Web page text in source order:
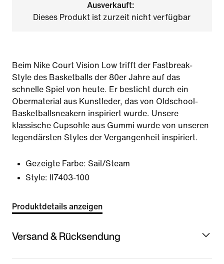
Ausverkauft:
Dieses Produkt ist zurzeit nicht verfügbar
Beim Nike Court Vision Low trifft der Fastbreak-
Style des Basketballs der 80er Jahre auf das
schnelle Spiel von heute. Er besticht durch ein
Obermaterial aus Kunstleder, das von Oldschool-
Basketballsneakern inspiriert wurde. Unsere
klassische Cupsohle aus Gummi wurde von unseren
legendärsten Styles der Vergangenheit inspiriert.
Gezeigte Farbe: Sail/Steam
Style:
II7403-100
Produktdetails anzeigen
Versand & Rücksendung